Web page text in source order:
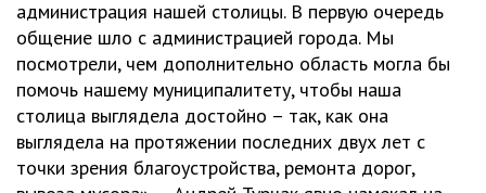
администрация нашей столицы. В первую очередь
общение шло с администрацией города. Мы
посмотрели, чем дополнительно область могла бы
помочь нашему муниципалитету, чтобы наша
столица выглядела достойно – так, как она
выглядела на протяжении последних двух лет с
точки зрения благоустройства, ремонта дорог,